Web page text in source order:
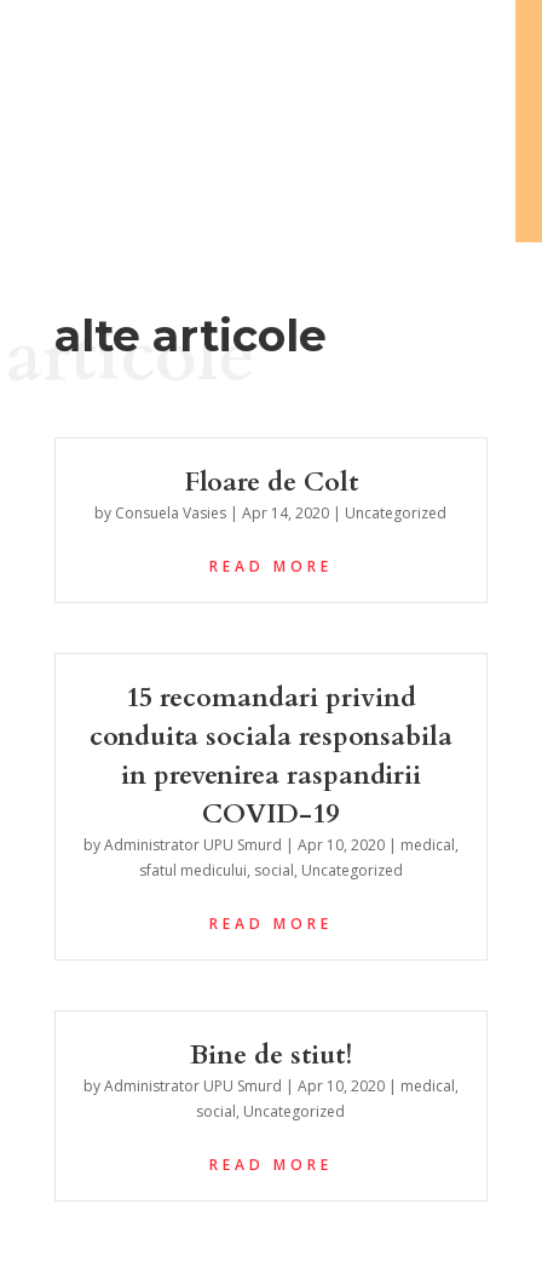
alte articole
articole
Floare de Colt
by Consuela Vasies |Apr 14, 2020 | Uncategorized
READ MORE
15 recomandari privind
conduita sociala responsabila
in prevenirea raspandirii
COVID-19
byAdministrator UPU Smurd | Apr 10, 2020| medical,
sfatul medicului, social, Uncategorized
READ MORE
Bine de stiut!
byAdministrator UPU Smurd | Apr 10, 2020| medical,
social, Uncategorized
READ MORE